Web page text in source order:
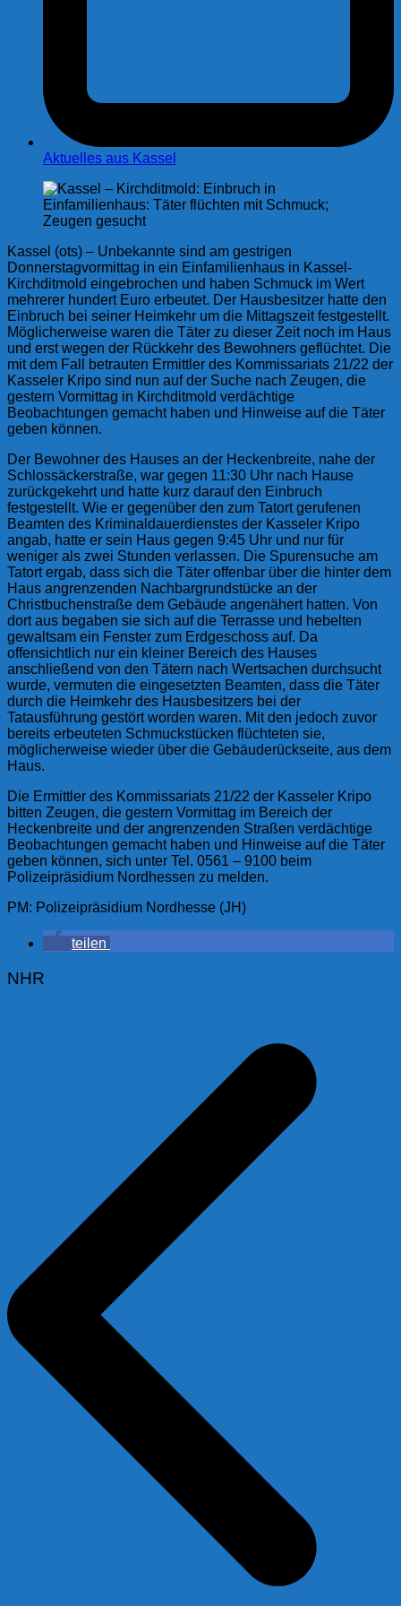
Aktuelles aus Kassel
Kassel (ots) – Unbekannte sind am gestrigen
Donnerstagvormittag in ein Einfamilienhaus in Kassel-
Kirchditmold eingebrochen und haben Schmuck im Wert
mehrerer hundert Euro erbeutet. Der Hausbesitzer hatte den
Einbruch bei seiner Heimkehr um die Mittagszeit festgestellt.
Möglicherweise waren die Täter zu dieser Zeit noch im Haus
und erst wegen der Rückkehr des Bewohners geflüchtet. Die
mit dem Fall betrauten Ermittler des Kommissariats 21/22 der
Kasseler Kripo sind nun auf der Suche nach Zeugen, die
gestern Vormittag in Kirchditmold verdächtige
Beobachtungen gemacht haben und Hinweise auf die Täter
geben können.
Der Bewohner des Hauses an der Heckenbreite, nahe der
Schlossäckerstraße, war gegen 11:30 Uhr nach Hause
zurückgekehrt und hatte kurz darauf den Einbruch
festgestellt. Wie er gegenüber den zum Tatort gerufenen
Beamten des Kriminaldauerdienstes der Kasseler Kripo
angab, hatte er sein Haus gegen 9:45 Uhr und nur für
weniger als zwei Stunden verlassen. Die Spurensuche am
Tatort ergab, dass sich die Täter offenbar über die hinter dem
Haus angrenzenden Nachbargrundstücke an der
Christbuchenstraße dem Gebäude angenähert hatten. Von
dort aus begaben sie sich auf die Terrasse und hebelten
gewaltsam ein Fenster zum Erdgeschoss auf. Da
offensichtlich nur ein kleiner Bereich des Hauses
anschließend von den Tätern nach Wertsachen durchsucht
wurde, vermuten die eingesetzten Beamten, dass die Täter
durch die Heimkehr des Hausbesitzers bei der
Tatausführung gestört worden waren. Mit den jedoch zuvor
bereits erbeuteten Schmuckstücken flüchteten sie,
möglicherweise wieder über die Gebäuderückseite, aus dem
Haus.
Die Ermittler des Kommissariats 21/22 der Kasseler Kripo
bitten Zeugen, die gestern Vormittag im Bereich der
Heckenbreite und der angrenzenden Straßen verdächtige
Beobachtungen gemacht haben und Hinweise auf die Täter
geben können, sich unter Tel. 0561 – 9100 beim
Polizeipräsidium Nordhessen zu melden.
PM: Polizeipräsidium Nordhesse (JH)
teilen
NHR